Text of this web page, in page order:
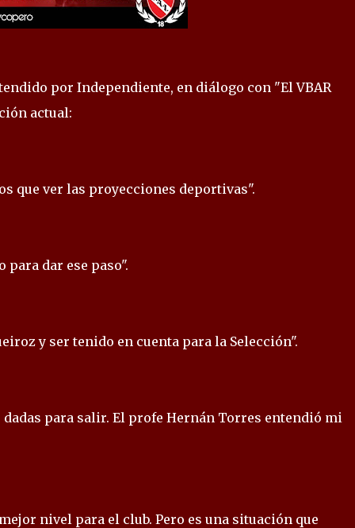
por Independiente, en diálogo con "El VBAR
actual:
que ver las proyecciones deportivas".
dar ese paso".
y ser tenido en cuenta para la Selección".
para salir. El profe Hernán Torres entendió mi
nivel para el club. Pero es una situación que